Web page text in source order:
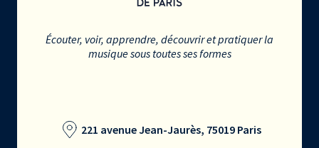
Écouter, voir, apprendre, découvrir et pratiquer la
musique sous toutes ses formes
221 avenue Jean-Jaurès, 75019 Paris